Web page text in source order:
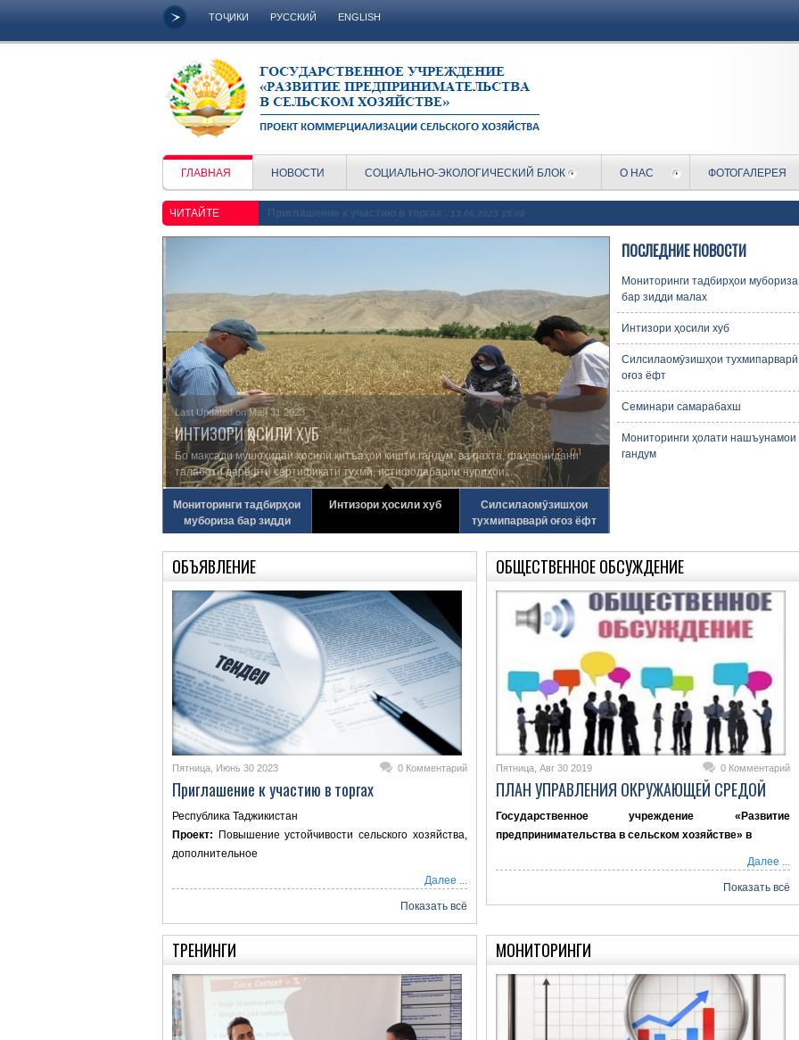
ТОҶИКИ РУССКИЙ ENGLISH
ГЛАВНАЯ НОВОСТИ СОЦИАЛЬНО-ЭКОЛОГИЧЕСКИЙ БЛОК О НАС ФОТОГАЛЕРЕЯ
ЧИТАЙТЕ
Last Updated on Май 31 2023
ИНТИЗОРИ ҲОСИЛИ ХУБ
Бо мақсади мушоҳидаи ҳосили қитъаҳои кишти гандум, ва пахта, фаҳмонидани
талаботи дарёфти сертификати тухмӣ, истифодабарии нуриҳои...
Мониторинги тадбирҳои
мубориза бар зидди
малах
Интизори ҳосили хуб
Силсилаомӯзишҳои
тухмипарварӣ оғоз ёфт
ПОСЛЕДНИЕ НОВОСТИ
Мониторинги тадбирҳои мубориза
бар зидди малах
Интизори ҳосили хуб
Силсилаомӯзишҳои тухмипарварӣ
оғоз ёфт
Семинари самарабахш
Мониторинги ҳолати нашъунамои
гандум
ОБЪЯВЛЕНИЕ
Пятница, Июнь 30 2023 0 Комментарий
Приглашение к участию в торгах
Республика Таджикистан
Проект: Повышение устойчивости сельского хозяйства,
дополнительное
Далее ...
Показать всё
ОБЩЕСТВЕННОЕ ОБСУЖДЕНИЕ
Пятница, Авг 30 2019 0 Комментарий
ПЛАН УПРАВЛЕНИЯ ОКРУЖАЮЩЕЙ СРЕДОЙ
Государственное учреждение «Развитие
предпринимательства в сельском хозяйстве» в
Далее ...
Показать всё
ТРЕНИНГИ МОНИТОРИНГИ